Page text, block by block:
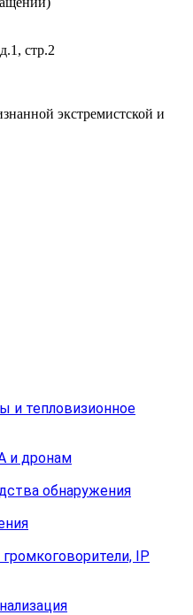
стр.2
экстремистской и
и тепловизионное
и дронам
обнаружения
IP